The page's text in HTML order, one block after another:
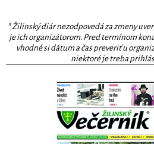
* Žilinský diár nezodpovedá za zmeny
je ich organizátorom. Pred termínom
vhodné si dátum a čas preveriť u
niektoré je treba